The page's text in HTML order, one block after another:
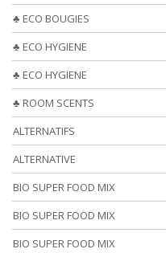
♣ ECO BOUGIES
♣ ECO HYGIENE
♣ ECO HYGIENE
♣ ROOM SCENTS
ALTERNATIFS
ALTERNATIVE
BIO SUPER FOOD MIX
BIO SUPER FOOD MIX
BIO SUPER FOOD MIX